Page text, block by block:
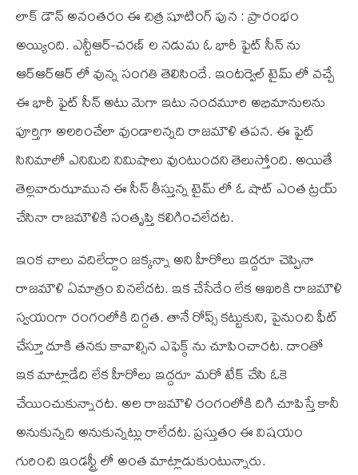
లాక్ డౌన్ అనంతరం ఈ చిత్ర షూటింగ్ పున : ప్రారంభం
అయ్యింది. ఎన్టీఆర్-చరణ్ ల నడుమ ఓ భారీ ఫైట్ సీన్ ను
ఆర్ఆర్ఆర్ లో వున్న సంగతి తెలిసిందే. ఇంటర్వెల్ టైమ్ లో వచ్చే
ఈ భారీ ఫైట్ సీన్ అటు మెగా ఇటు నందమూరి అభిమానులను
పూర్తిగా అలరించేలా వుండాలన్నది రాజమౌళి తపన. ఈ ఫైట్
సినిమాలో ఎనిమిది నిమిషాలు వుంటుందని తెలుస్తోంది. అయితే
తెల్లవారుఝామున ఈ సీన్ తీస్తున్న టైమ్ లో ఓ షాట్ ఎంత ట్రయ్
చేసినా రాజమౌళికి సంతృప్తి కలిగించలేదట.
ఇంక చాలు వదిలేద్దాం జక్కన్నా అని హీరోలు ఇద్దరూ చెప్పినా
రాజమౌళి ఏమాత్రం వినలేదట. ఇక చేసేదేం లేక ఆఖరికి రాజమౌళి
స్వయంగా రంగంలోకి దిగ్దత. తానే రోప్స్ కట్టుకుని, పైనుంచి ఫీట్
చేస్తూ దూకి తనకు కావాల్సిన ఎఫెక్ఠ్ ను చూపించారట. దాంతో
ఇక మాట్లాడేది లేక హీరోలు ఇద్దరూ మరో టేక్ చేసి ఓకె
చేయించుకున్నారట. అల రాజమౌళి రంగంలోకి దిగి చూపిస్తే కానీ
అనుకున్నది అనుకున్నట్లు రాలేదట. ప్రస్తుతం ఈ విషయం
గురించి ఇండస్ట్రీ లో అంత మాట్లాడుకుంటున్నారు.